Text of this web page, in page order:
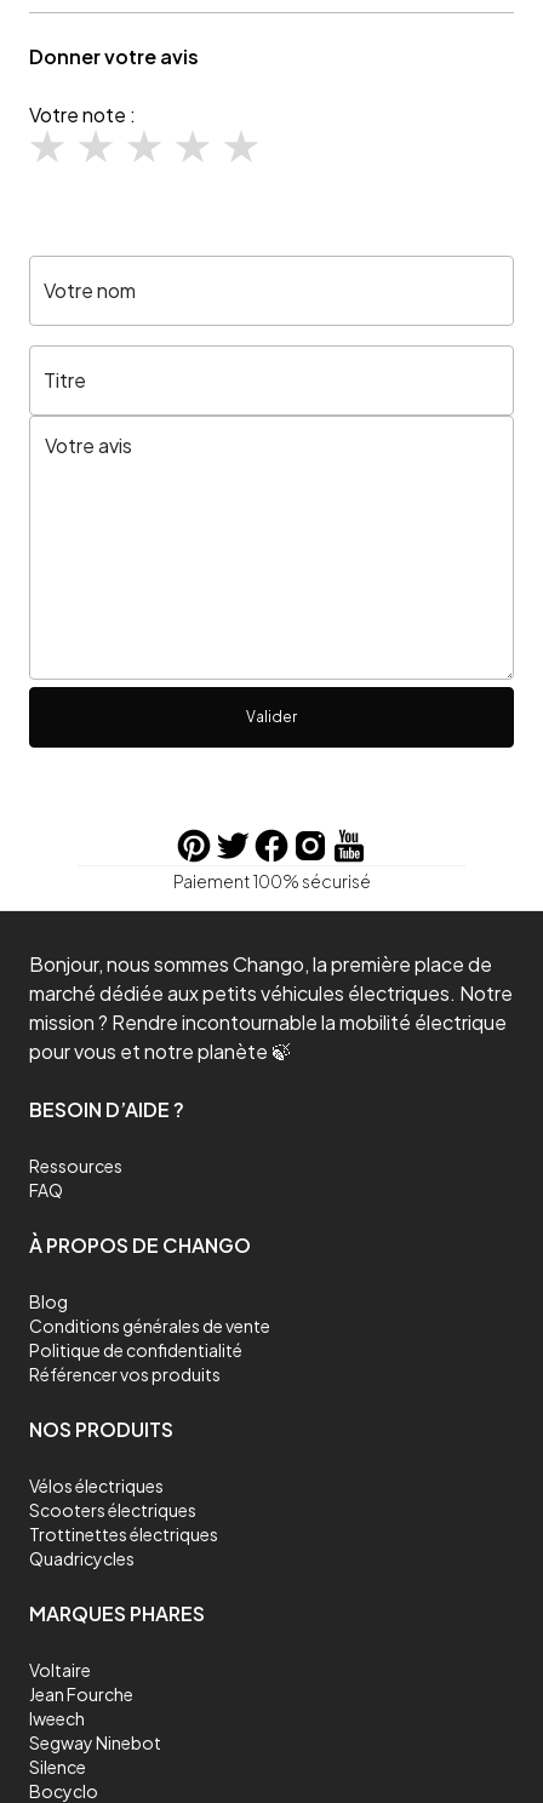
Donner votre avis
Votre note :
Votre nom
Titre
Valider
Paiement 100% sécurisé
Bonjour, nous sommes Chango, la première place de
marché dédiée aux petits véhicules électriques. Notre
mission ? Rendre incontournable la mobilité électrique
pour vous et notre planète 🍃
BESOIN D’AIDE ?
Ressources
FAQ
À PROPOS DE CHANGO
Blog
Conditions générales de vente
Politique de confidentialité
Référencer vos produits
NOS PRODUITS
Vélos électriques
Scooters électriques
Trottinettes électriques
Quadricycles
MARQUES PHARES
Voltaire
Jean Fourche
Iweech
Segway Ninebot
Silence
Bocyclo